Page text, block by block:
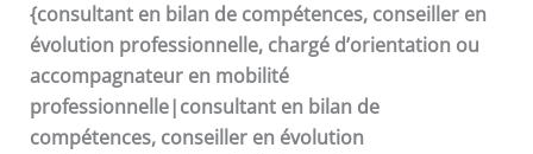
{consultant en bilan de compétences, conseiller en
évolution professionnelle, chargé d’orientation ou
accompagnateur en mobilité
professionnelle|consultant en bilan de
compétences, conseiller en évolution